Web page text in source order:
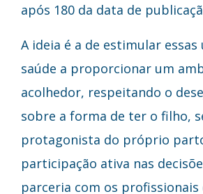
após 180 da data de
A ideia é a de estimular essas
saúde a proporcionar um
acolhedor, respeitando o
sobre a forma de ter o filho,
protagonista do próprio
participação ativa nas
parceria com os profissionais